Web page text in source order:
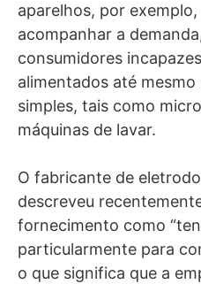
aparelhos, por
acompanhar a
consumidores
alimentados até
simples, tais como
máquinas de lavar.
O fabricante de
descreveu
fornecimento como
particularmente para
o que significa que a